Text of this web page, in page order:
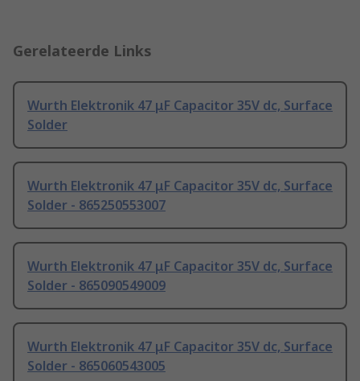
Gerelateerde Links
Wurth Elektronik 47 μF Capacitor 35V dc, Surface
Solder
Wurth Elektronik 47 μF Capacitor 35V dc, Surface
Solder - 865250553007
Wurth Elektronik 47 μF Capacitor 35V dc, Surface
Solder - 865090549009
Wurth Elektronik 47 μF Capacitor 35V dc, Surface
Solder - 865060543005